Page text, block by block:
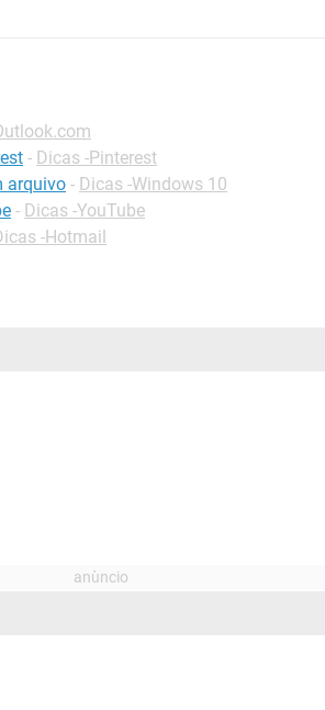
- Dicas -Pinterest
arquivo - Dicas -Windows 10
- Dicas -YouTube
-Hotmail